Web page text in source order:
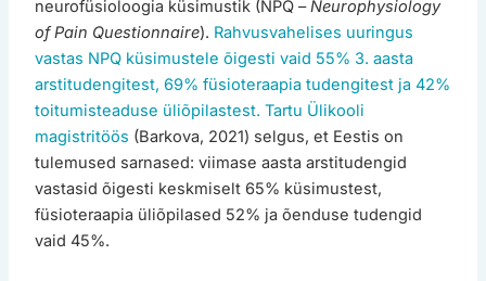
neurofüsioloogia küsimustik (NPQ –Neurophysiology
of Pain Questionnaire). Rahvusvahelises uuringus
vastas NPQ küsimustele õigesti vaid 55% 3. aasta
arstitudengitest, 69% füsioteraapia tudengitest ja 42%
toitumisteaduse üliõpilastest. Tartu Ülikooli
magistritöös (Barkova, 2021) selgus, et Eestis on
tulemused sarnased: viimase aasta arstitudengid
vastasid õigesti keskmiselt 65% küsimustest,
füsioteraapia üliõpilased 52% ja õenduse tudengid
vaid 45%.